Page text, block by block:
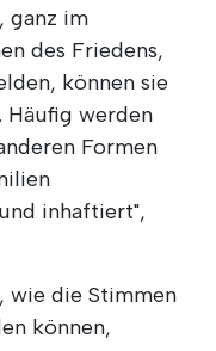
ganz im
des Friedens,
können sie
Häufig werden
Formen
inhaftiert",
wie die Stimmen
können,